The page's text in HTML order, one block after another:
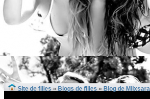
Site de filles » Blogs de filles » Blog de